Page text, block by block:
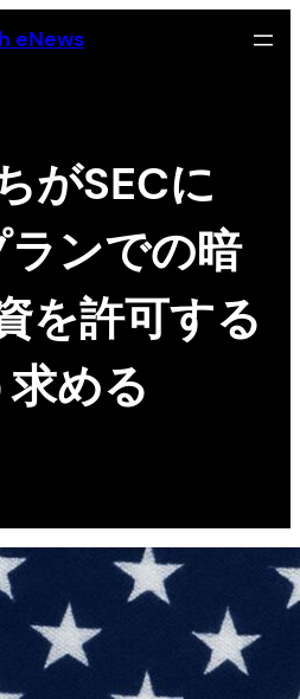
eNews
がSECに
ンでの暗
を許可する
める